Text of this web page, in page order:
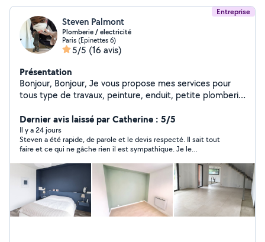
Entreprise
Steven Palmont
Plomberie / electricité
Paris (Epinettes 6)
5/5 (16 avis)
Présentation
Bonjour, Bonjour, Je vous propose mes services pour
tous type de travaux, peinture, enduit, petite plomberie
mettre votre appartement à votre goût, vous souhaitez
rendre votre appartement je suis la pour vous. Tâches
possible : -Réparation fuite, rebouchage de trous, -
Changer vos joints d'étanchéité, - Changement de prise,
- Pose abat-jours, - Changement de prise, - Montage de
meuble IKEA - Changement mitigeur, pommeau de
douche, - Forfait nettoyage vitre. - Remplacement WC
ou mécanisme chasse d'eau. Si nécessaire une première
visite sera effectué avant l'intervention. Personne
Dernier avis laissé par Catherine : 5/5
Il y a 24 jours
Steven a été rapide, de parole et le devis respecté. Il sait tout
faire et ce qui ne gâche rien il est sympathique. Je le